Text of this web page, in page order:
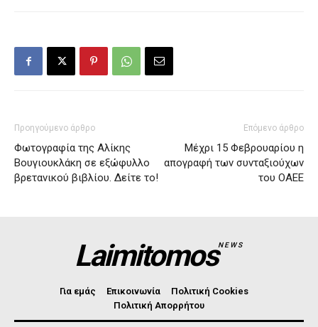
Προηγούμενο άρθρο
Φωτογραφία της Αλίκης
Βουγιουκλάκη σε εξώφυλλο
βρετανικού βιβλίου. Δείτε το!
Επόμενο άρθρο
Μέχρι 15 Φεβρουαρίου η
απογραφή των συνταξιούχων
του ΟΑΕΕ
LaimitomosNEWS
Για εμάς Επικοινωνία
Πολιτική Cookies
Πολιτική Απορρήτου